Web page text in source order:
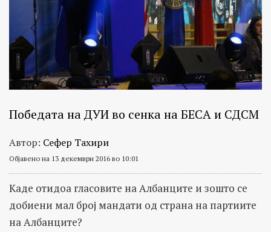
Победата на ДУИ во сенка на БЕСА и СДСМ
Автор: Сефер Тахири
Објавено на 13 декември 2016 во 10:01
Каде отидоа гласовите на Албанците и зошто се
добиени мал број мандати од страна на партиите
на Албанците?